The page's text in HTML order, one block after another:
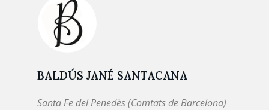
BALDÚS JANÉ SANTACANA
Santa Fe del Penedès (Comtats de Barcelona)